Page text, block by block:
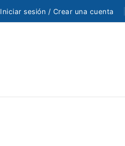
Iniciar sesión / Crear una cuenta